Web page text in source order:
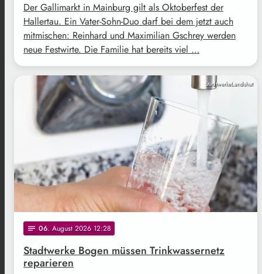
Der Gallimarkt in Mainburg gilt als Oktoberfest der
Hallertau. Ein Vater-Sohn-Duo darf bei dem jetzt auch
mitmischen: Reinhard und Maximilian Gschrey werden
neue Festwirte. Die Familie hat bereits viel …
StadtwerkeLandshut
notes 06. August 2026 12:28
Stadtwerke Bogen müssen Trinkwassernetz
reparieren